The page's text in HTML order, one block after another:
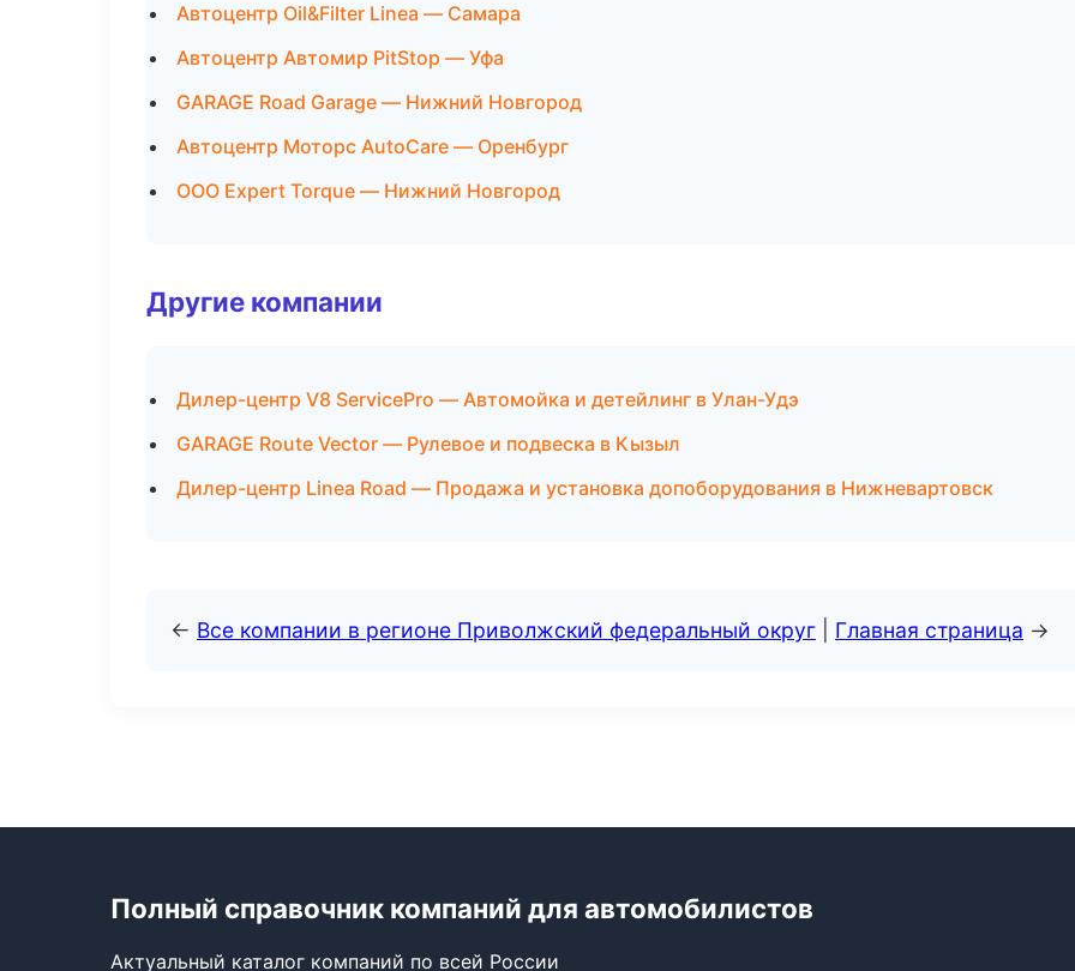
Автоцентр Oil&Filter Linea — Самара
Автоцентр Автомир PitStop — Уфа
GARAGE Road Garage — Нижний Новгород
Автоцентр Моторс AutoCare — Оренбург
ООО Expert Torque — Нижний Новгород
Другие компании
Дилер-центр V8 ServicePro — Автомойка и детейлинг в Улан-Удэ
GARAGE Route Vector — Рулевое и подвеска в Кызыл
Дилер-центр Linea Road — Продажа и установка допоборудования в Нижневартовск
← Все компании в регионе Приволжский федеральный округ Главная страница →
Полный справочник компаний для автомобилистов
Актуальный каталог компаний по всей России